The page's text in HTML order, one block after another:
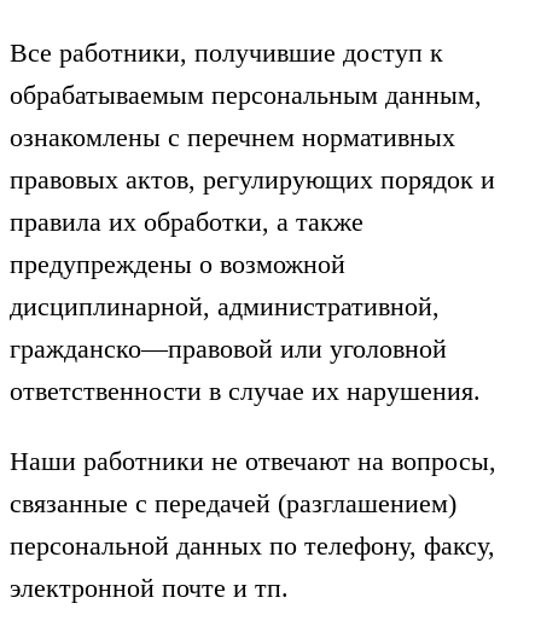
Все работники, получившие доступ к
обрабатываемым персональным данным,
ознакомлены с перечнем нормативных
правовых актов, регулирующих порядок и
правила их обработки, а также
предупреждены о возможной
дисциплинарной, административной,
гражданско—правовой или уголовной
ответственности в случае их нарушения.
Наши работники не отвечают на вопросы,
связанные с передачей (разглашением)
персональной данных по телефону, факсу,
электронной почте и тп.